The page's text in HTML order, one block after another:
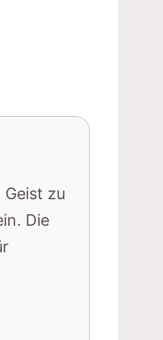
zu
Die